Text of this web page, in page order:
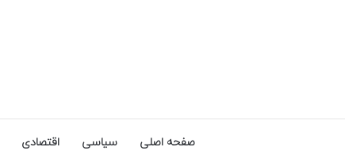
صفحه اصلی سیاسی اقتصادی